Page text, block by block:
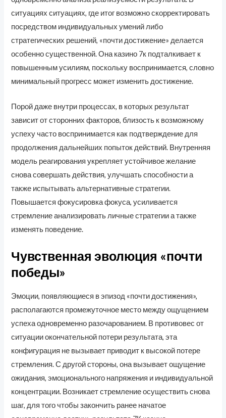
ситуациях ситуациях, где итог возможно скорректировать
посредством индивидуальных умений либо
стратегических решений, «почти достижение» делается
особенно существенной. Она казино 7к подталкивает к
повышенным усилиям, поскольку воспринимается, словно
минимальный прогресс может изменить достижение.
Порой даже внутри процессах, в которых результат
зависит от сторонних факторов, близость к возможному
успеху часто воспринимается как подтверждение для
продолжения дальнейших попыток действий. Внутренняя
модель реагирования укрепляет устойчивое желание
снова совершать действия, улучшать способности а
также испытывать альтернативные стратегии.
Повышается фокусировка фокуса, усиливается
стремление анализировать личные стратегии а также
изменять поведение.
Чувственная эволюция «почти
победы»
Эмоции, появляющиеся в эпизод «почти достижения»,
располагаются промежуточное место между ощущением
успеха одновременно разочарованием. В противовес от
ситуации окончательной потери результата, эта
конфигурация не вызывает приводит к высокой потере
стремления. С другой стороны, она вызывает ощущение
ожидания, эмоционального напряжения и индивидуальной
концентрации. Возникает стремление осуществить снова
шаг, для того чтобы закончить ранее начатое